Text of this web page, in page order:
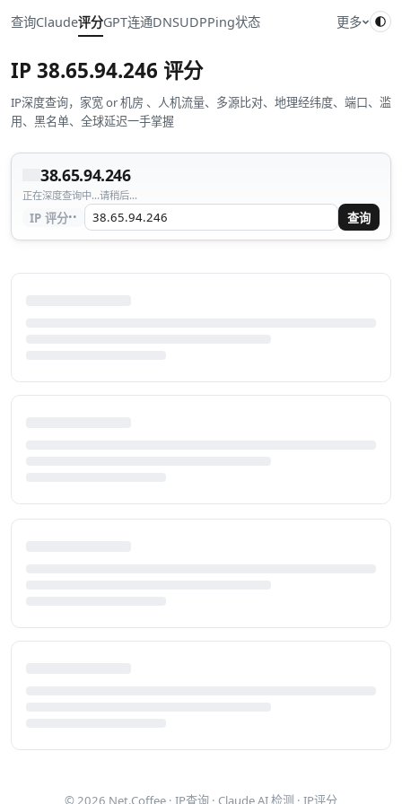
查询Claude评分GPT连通DNSUDPPing状态 更多
IP 38.65.94.246 评分
IP深度查询，家宽 or 机房 、人机流量、多源比对、地理经纬度、端口、滥
用、黑名单、全球延迟一手掌握
38.65.94.246
正在深度查询中...请稍后...
IP 评分·· 查询
© 2026 Net.Coffee · IP查询 · Claude AI 检测 · IP评分